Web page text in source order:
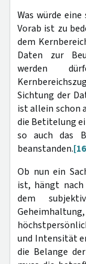
Was würde
Vorab ist zu
dem
Daten zur
werden
Sichtung der
ist allein schon
die Betitelung
so auch das
beanstanden.
Ob nun ein
ist, hängt nach
dem
und Intensität
die Belange